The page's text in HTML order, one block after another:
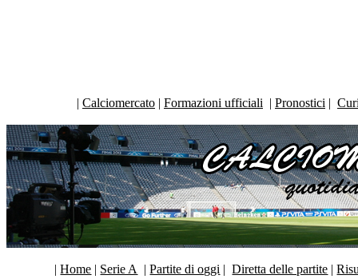
| Calciomercato | Formazioni ufficiali | Pronostici |
|Home | Serie A |Partite di oggi |Diretta delle partite |